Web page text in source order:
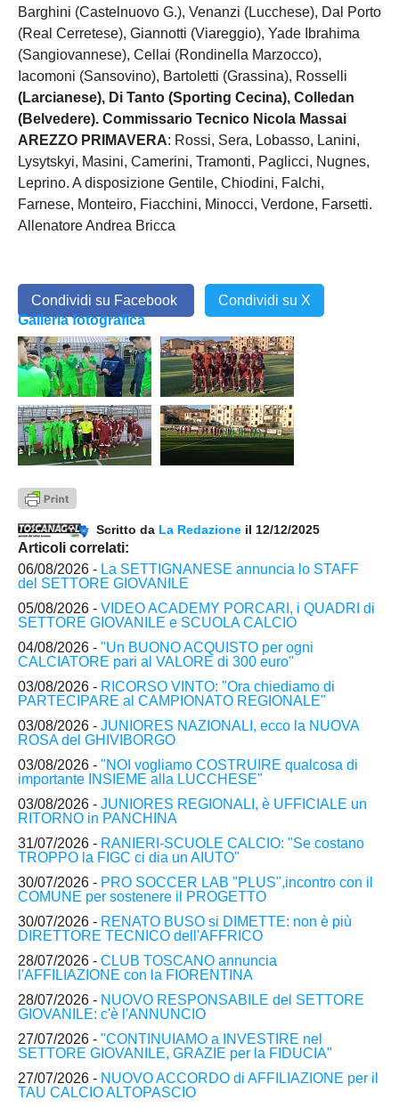
Barghini (Castelnuovo G.), Venanzi (Lucchese), Dal Porto
(Real Cerretese), Giannotti (Viareggio), Yade Ibrahima
(Sangiovannese), Cellai (Rondinella Marzocco),
Iacomoni (Sansovino), Bartoletti (Grassina), Rosselli
(Larcianese), Di Tanto (Sporting Cecina), Colledan
(Belvedere). Commissario Tecnico Nicola Massai
AREZZO PRIMAVERA: Rossi, Sera, Lobasso, Lanini,
Lysytskyi, Masini, Camerini, Tramonti, Paglicci, Nugnes,
Leprino. A disposizione Gentile, Chiodini, Falchi,
Farnese, Monteiro, Fiacchini, Minocci, Verdone, Farsetti.
Allenatore Andrea Bricca
Condividi su Facebook
Condividi su X
Galleria fotografica
Scritto da La Redazione il 12/12/2025
Articoli correlati:
06/08/2026 - La SETTIGNANESE annuncia lo STAFF
del SETTORE GIOVANILE
05/08/2026 - VIDEO ACADEMY PORCARI, i QUADRI di
SETTORE GIOVANILE e SCUOLA CALCIO
04/08/2026 - "Un BUONO ACQUISTO per ogni
CALCIATORE pari al VALORE di 300 euro"
03/08/2026 - RICORSO VINTO: "Ora chiediamo di
PARTECIPARE al CAMPIONATO REGIONALE"
03/08/2026 - JUNIORES NAZIONALI, ecco la NUOVA
ROSA del GHIVIBORGO
03/08/2026 - "NOI vogliamo COSTRUIRE qualcosa di
importante INSIEME alla LUCCHESE"
03/08/2026 - JUNIORES REGIONALI, è UFFICIALE un
RITORNO in PANCHINA
31/07/2026 - RANIERI-SCUOLE CALCIO: "Se costano
TROPPO la FIGC ci dia un AIUTO"
30/07/2026 - PRO SOCCER LAB "PLUS",incontro con il
COMUNE per sostenere il PROGETTO
30/07/2026 - RENATO BUSO si DIMETTE: non è più
DIRETTORE TECNICO dell'AFFRICO
28/07/2026 - CLUB TOSCANO annuncia
l'AFFILIAZIONE con la FIORENTINA
28/07/2026 - NUOVO RESPONSABILE del SETTORE
GIOVANILE: c'è l'ANNUNCIO
27/07/2026 - "CONTINUIAMO a INVESTIRE nel
SETTORE GIOVANILE, GRAZIE per la FIDUCIA"
27/07/2026 - NUOVO ACCORDO di AFFILIAZIONE per il
TAU CALCIO ALTOPASCIO